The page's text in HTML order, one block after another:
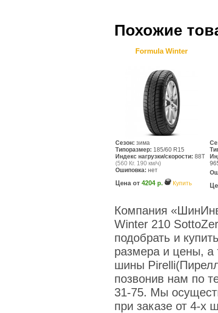
Похожие
Formula Winter
Сезон: зима
Типоразмер: 185/60 R15
Индекс нагрузки/скорости: 88T
(560 Кг. 190 км/ч)
Ошиповка: нет
Цена от 4204 р. Купить
Компания
Winter 210
подобрать и
размера и цены, а
шины
позвонив нам по
31-75. Мы
при заказе от 4-х